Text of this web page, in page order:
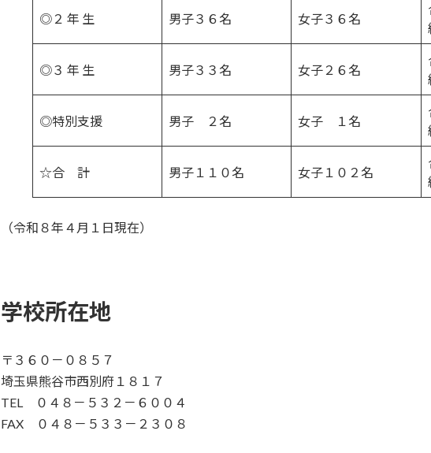
◎２ 年 生 男子３６名 女子３６名
◎３ 年 生 男子３３名 女子２６名
◎特別支援 男子 ２名 女子 １名
☆合 計 男子１１０名 女子１０２名
（令和８年４月１日現在）
学校所在地
〒３６０－０８５７
埼玉県熊谷市西別府１８１７
TEL ０４８－５３２－６００４
FAX ０４８－５３３－２３０８